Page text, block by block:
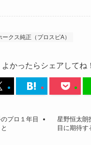
ークス純正（プロスピA）
よかったらシェアしてね！
プロ１年目
星野恒太朗
目に期待す